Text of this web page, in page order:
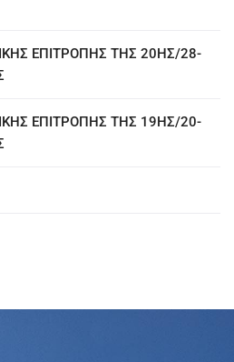
ΕΠΙΤΡΟΠΗΣ ΤΗΣ 20ΗΣ/28-
ΕΠΙΤΡΟΠΗΣ ΤΗΣ 19ΗΣ/20-